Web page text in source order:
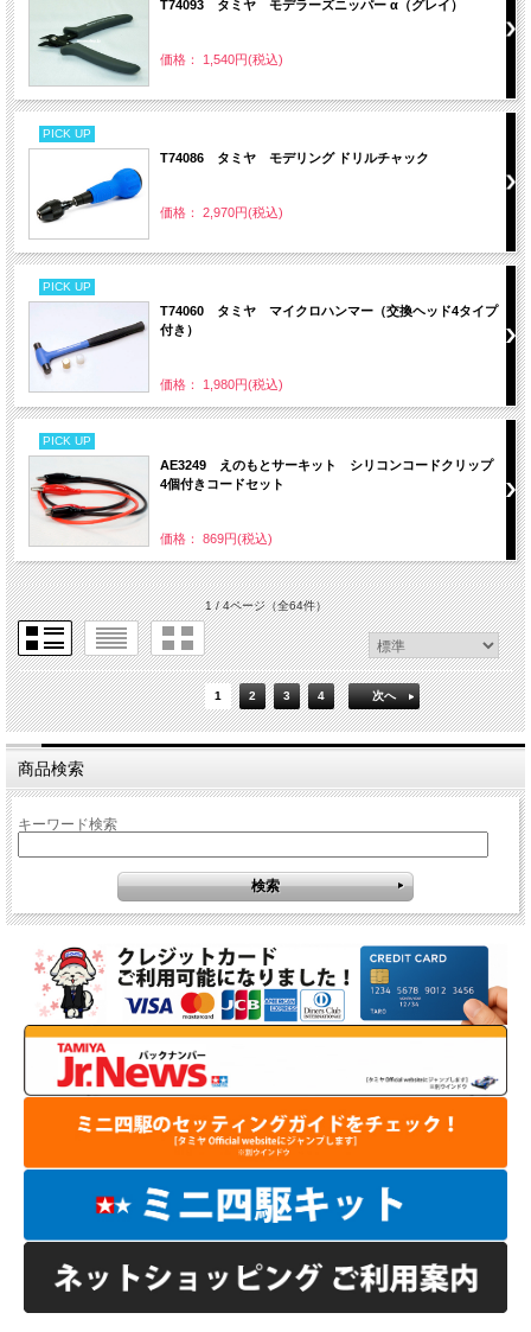
T74093 タミヤ モデラーズニッパー α（グレイ）
価格： 1,540円(税込)
PICK UP
T74086 タミヤ モデリング ドリルチャック
価格： 2,970円(税込)
PICK UP
T74060 タミヤ マイクロハンマー（交換ヘッド4タイプ
付き）
価格： 1,980円(税込)
PICK UP
AE3249 えのもとサーキット シリコンコードクリップ
4個付きコードセット
価格： 869円(税込)
1 / 4ページ（全64件）
1 2 3 4 次へ
商品検索
キーワード検索